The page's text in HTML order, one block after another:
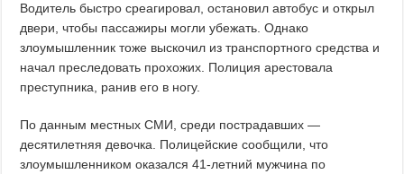
Водитель быстро среагировал, остановил автобус и открыл
двери, чтобы пассажиры могли убежать. Однако
злоумышленник тоже выскочил из транспортного средства и
начал преследовать прохожих. Полиция арестовала
преступника, ранив его в ногу.
По данным местных СМИ, среди пострадавших —
десятилетняя девочка. Полицейские сообщили, что
злоумышленником оказался 41-летний мужчина по